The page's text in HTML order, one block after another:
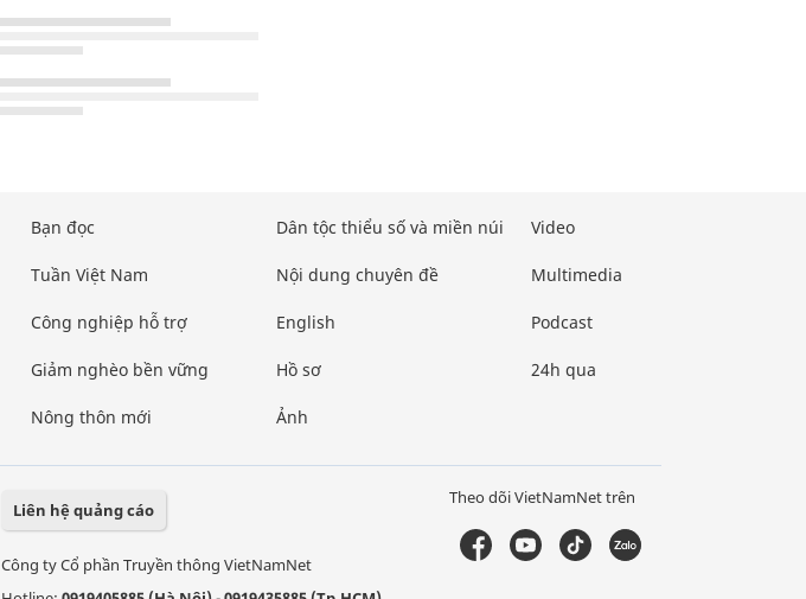
Bạn đọc
Tuần Việt Nam
Công nghiệp hỗ trợ
Giảm nghèo bền vững
Nông thôn mới
Dân tộc thiểu số và miền núi
Nội dung chuyên đề
English
Hồ sơ
Ảnh
Video
Multimedia
Podcast
24h qua
Liên hệ quảng cáo
Công ty Cổ phần Truyền thông VietNamNet
Theo dõi VietNamNet trên